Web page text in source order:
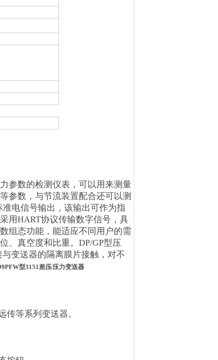
参数的检测仪表，可以用来测量
参数，与节流装置配合还可以测
电信号输出，该输出可作为指
用HART协议传输数字信号，具
组态功能，能适应不同用户的需
、真空度和比重。DP/GP型压
变送器的隔离膜片接触，对不
型3151差压∕压力变送器
传等系列变送器。